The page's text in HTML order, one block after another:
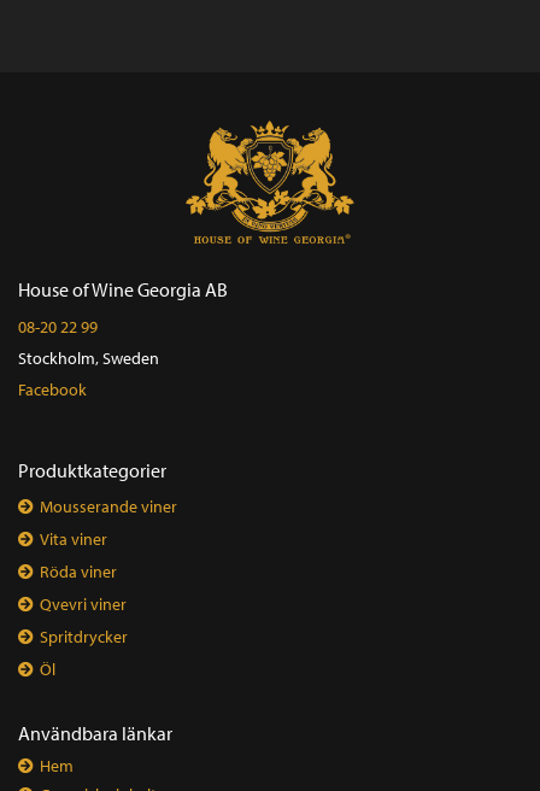
House of Wine Georgia AB
08-20 22 99
Stockholm, Sweden
Facebook
Produktkategorier
Mousserande viner
Vita viner
Röda viner
Qvevri viner
Spritdrycker
Öl
Användbara länkar
Hem